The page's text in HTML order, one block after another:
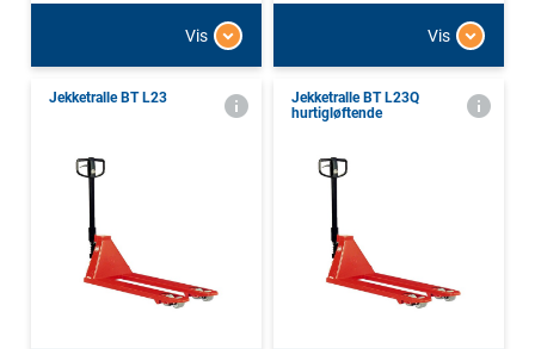
Vis Vis
Jekketralle BT L23
Jekketralle BT L23Q
hurtigløftende